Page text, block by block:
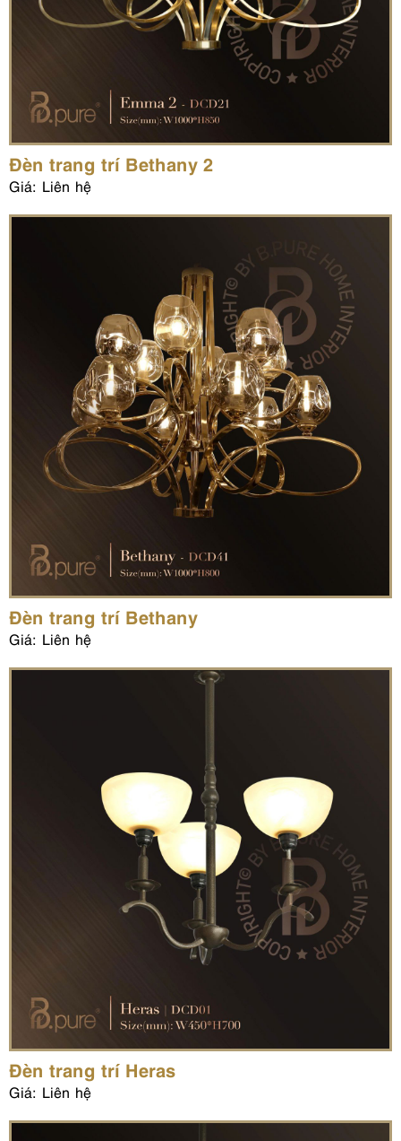
Đèn trang trí Bethany 2
Giá: Liên hệ
Đèn trang trí Bethany
Giá: Liên hệ
Đèn trang trí Heras
Giá: Liên hệ